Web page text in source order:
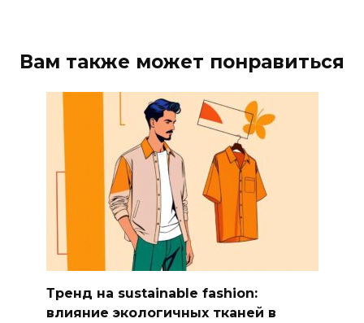
Вам также может понравиться
Тренд на sustainable fashion:
влияние экологичных тканей в